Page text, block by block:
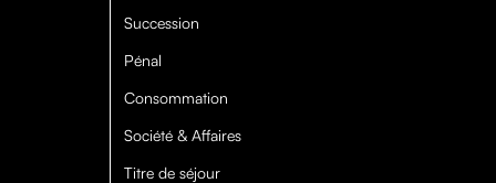
Succession
Pénal
Consommation
Société & Affaires
Titre de séjour